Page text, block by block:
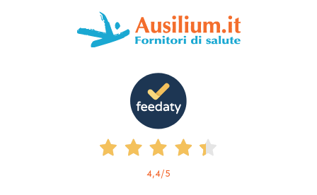
4,4/5